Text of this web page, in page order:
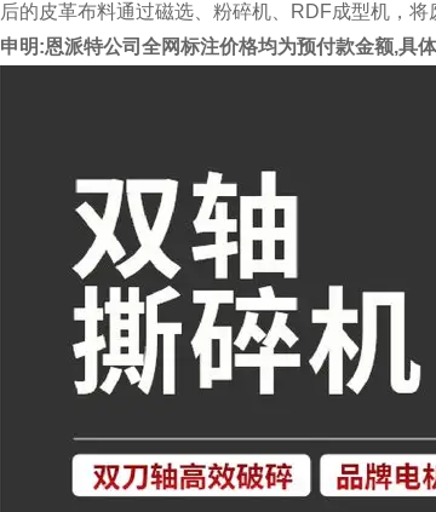
后的皮革布料通过磁选、粉碎机、RDF成型机，将
申明:恩派特公司全网标注价格均为预付款金额,具